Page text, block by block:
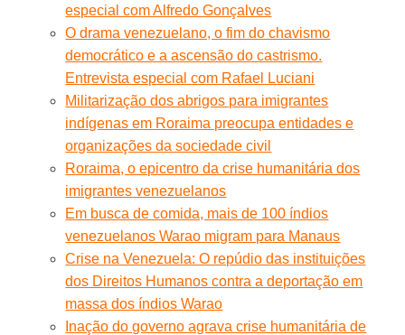
especial com Alfredo Gonçalves
O drama venezuelano, o fim do chavismo
democrático e a ascensão do castrismo.
Entrevista especial com Rafael Luciani
Militarização dos abrigos para imigrantes
indígenas em Roraima preocupa entidades e
organizações da sociedade civil
Roraima, o epicentro da crise humanitária dos
imigrantes venezuelanos
Em busca de comida, mais de 100 índios
venezuelanos Warao migram para Manaus
Crise na Venezuela: O repúdio das instituições
dos Direitos Humanos contra a deportação em
massa dos índios Warao
Inação do governo agrava crise humanitária de